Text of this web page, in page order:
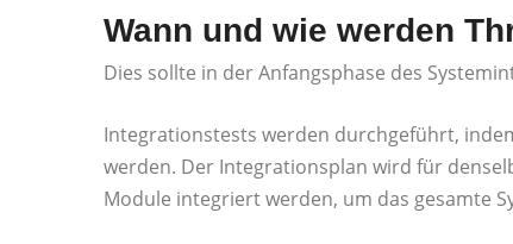
Wann und wie werden
Dies sollte in der Anfangsphase des
Integrationstests werden durchgeführt,
werden. Der Integrationsplan wird für
Module integriert werden, um das gesamte